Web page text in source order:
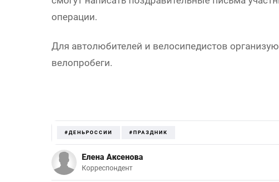
операции.
Для автолюбителей и велосипедистов
велопробеги.
#ДЕНЬРОССИИ #ПРАЗДНИК
Елена Аксенова
Корреспондент